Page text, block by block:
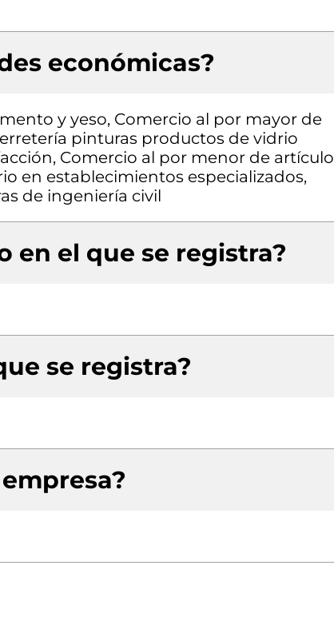
económicas?
y yeso, Comercio al por mayor de
pinturas productos de vidrio
Comercio al por menor de
en establecimientos especializados,
de ingeniería civil
en el que se registra?
se registra?